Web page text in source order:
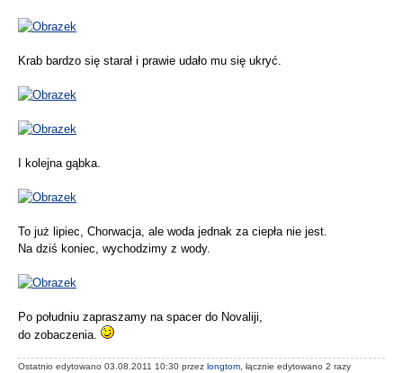
Krab bardzo się starał i prawie udało mu się ukryć.
I kolejna gąbka.
To już lipiec, Chorwacja, ale woda jednak za ciepła nie jest.
Na dziś koniec, wychodzimy z wody.
Po południu zapraszamy na spacer do Novaliji,
do zobaczenia.
Ostatnio edytowano 03.08.2011 10:30 przez longtom, łącznie edytowano 2 razy